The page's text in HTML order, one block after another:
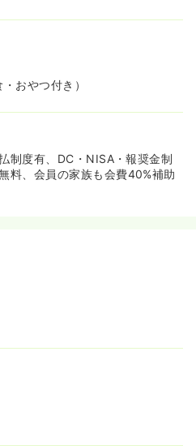
おやつ付き）
制度有、DC・NISA・報奨金制
料、会員の家族も会費40%補助